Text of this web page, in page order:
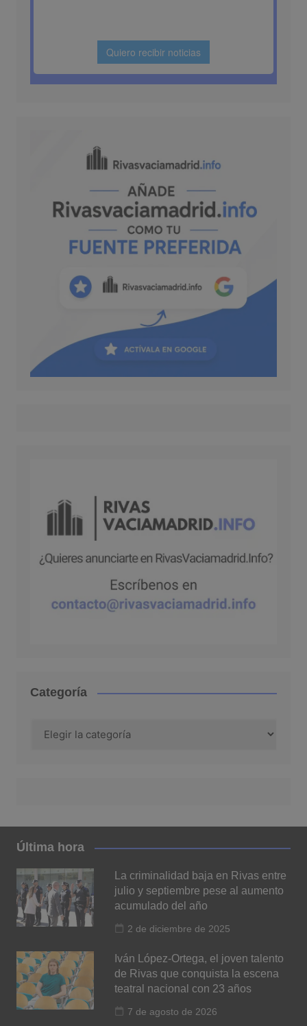
Categoría
Última hora
La criminalidad baja en Rivas entre
julio y septiembre pese al aumento
acumulado del año
2 de diciembre de 2025
Iván López-Ortega, el joven talento
de Rivas que conquista la escena
teatral nacional con 23 años
7 de agosto de 2026